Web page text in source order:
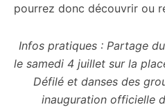
pourrez donc découvrir ou
Infos pratiques : Partage
le samedi 4 juillet sur la
Défilé et danses des
inauguration officielle